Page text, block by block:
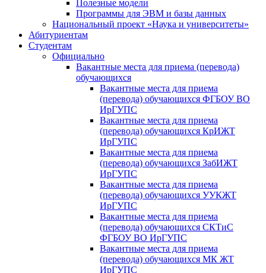
Полезные модели
Программы для ЭВМ и базы данных
Национальный проект «Наука и университеты»
Абитуриентам
Студентам
Официально
Вакантные места для приема (перевода)
обучающихся
Вакантные места для приема
(перевода) обучающихся ФГБОУ ВО
ИрГУПС
Вакантные места для приема
(перевода) обучающихся КрИЖТ
ИрГУПС
Вакантные места для приема
(перевода) обучающихся ЗабИЖТ
ИрГУПС
Вакантные места для приема
(перевода) обучающихся УУКЖТ
ИрГУПС
Вакантные места для приема
(перевода) обучающихся СКТиС
ФГБОУ ВО ИрГУПС
Вакантные места для приема
(перевода) обучающихся МК ЖТ
ИрГУПС